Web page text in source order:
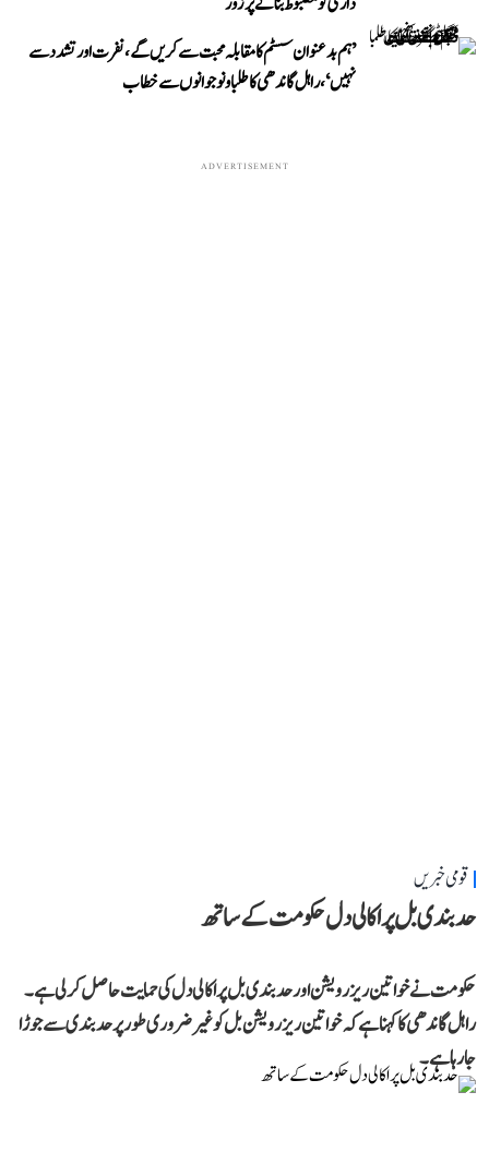
’ہم بدعنوان سسٹم کا مقابلہ محبت سے کریں گے، نفرت اور تشدد سے
نہیں‘، راہل گاندھی کا طلبا و نوجوانوں سے خطاب
ADVERTISEMENT
قومی خبریں
حد بندی بل پر اکالی دل حکومت کے ساتھ
حکومت نے خواتین ریزرویشن اور حد بندی بل پر اکالی دل کی حمایت حاصل کر لی ہے۔
راہل گاندھی کا کہنا ہے کہ خواتین ریزرویشن بل کو غیر ضروری طور پر حد بندی سے جوڑا
جا رہا ہے۔